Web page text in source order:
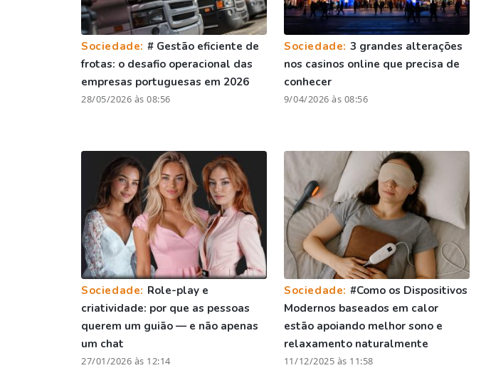
Sociedade: # Gestão eficiente de
frotas: o desafio operacional das
empresas portuguesas em 2026
28/05/2026 às 08:56
Sociedade: 3 grandes alterações
nos casinos online que precisa de
conhecer
9/04/2026 às 08:56
Sociedade: Role-play e
criatividade: por que as pessoas
querem um guião — e não apenas
um chat
27/01/2026 às 12:14
Sociedade: #Como os Dispositivos
Modernos baseados em calor
estão apoiando melhor sono e
relaxamento naturalmente
11/12/2025 às 11:58